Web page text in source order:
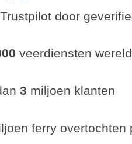
door
veerdiensten
3 miljoen klanten
ferry overtochten